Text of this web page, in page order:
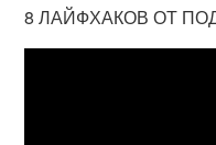
8 ЛАЙФХАКОВ ОТ